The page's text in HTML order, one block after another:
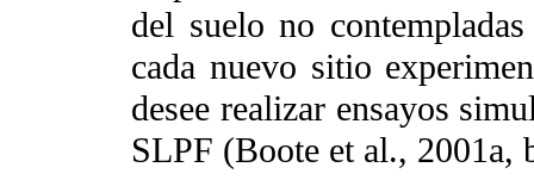
del suelo no
cada nuevo sitio
desee realizar ensayos
SLPF (Boote et al., 2001a,